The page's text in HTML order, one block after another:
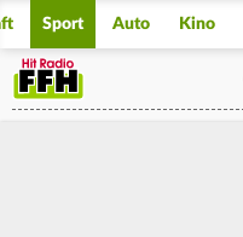
Sport Auto Kino